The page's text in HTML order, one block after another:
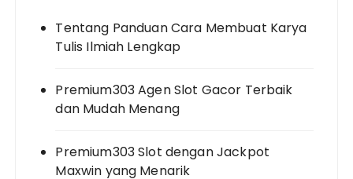
Tentang Panduan Cara Membuat Karya
Tulis Ilmiah Lengkap
Premium303 Agen Slot Gacor Terbaik
dan Mudah Menang
Premium303 Slot dengan Jackpot
Maxwin yang Menarik